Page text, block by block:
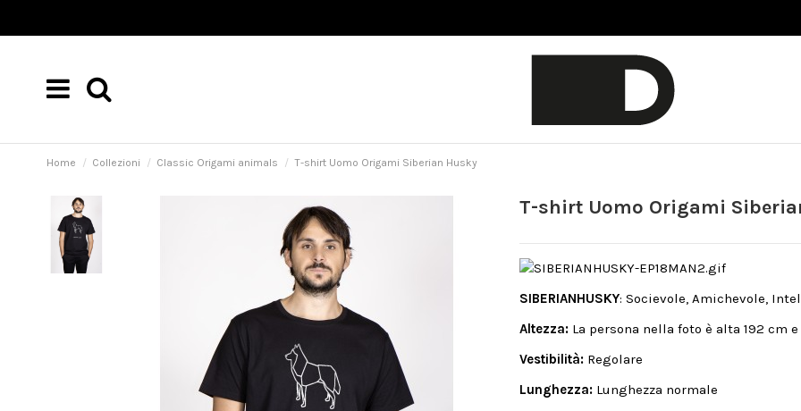
Home Collezioni Classic Origami animals T-shirt Uomo Origami Siberian Husky
T-shirt Uomo Origami
SIBERIANHUSKY: Socievole, Amichevole,
Altezza: La persona nella foto è alta 192 cm
Vestibilità: Regolare
Lunghezza: Lunghezza normale